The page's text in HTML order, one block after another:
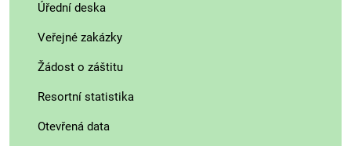
Úřední deska
Veřejné zakázky
Žádost o záštitu
Resortní statistika
Otevřená data